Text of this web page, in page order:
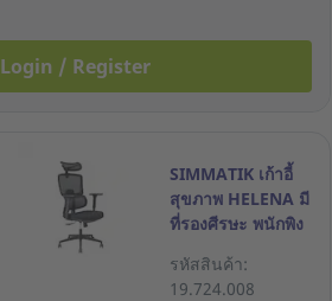
Login / Register
SIMMATIK เก้าอี้
สุขภาพ HELENA มี
ที่รองศีรษะ พนักพิง
SUPPORT สีดำ
รหัสสินค้า:
19.724.008